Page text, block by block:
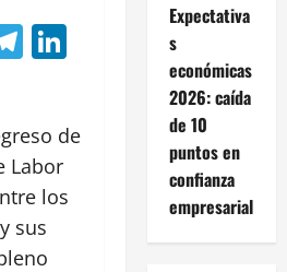
Telegram
LinkedIn
de
Labor
los
sus
Expectativa
s
económicas
2026: caída
de 10
puntos en
confianza
empresarial